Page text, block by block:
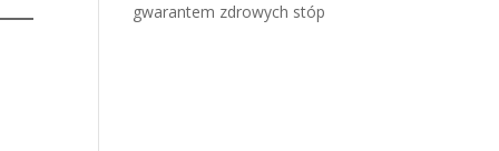
gwarantem zdrowych stóp